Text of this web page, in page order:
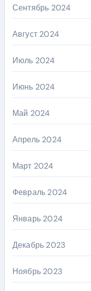
Сентябрь 2024
Август 2024
Июль 2024
Июнь 2024
Май 2024
Апрель 2024
Март 2024
Февраль 2024
Январь 2024
Декабрь 2023
Ноябрь 2023